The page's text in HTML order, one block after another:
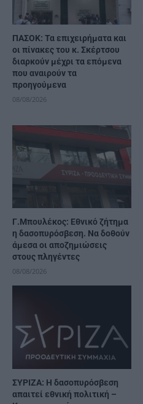
ΠΑΣΟΚ: Τα επιχειρήματα και
οι πίνακες του κ. Σκέρτσου
διαρκούν μέχρι τα επόμενα
που αναιρούν τα
προηγούμενα
08/08/2026
Γ.Μπουλέκος: Εθνικό ζήτημα
η δασοπυρόσβεση. Να δοθούν
άμεσα οι αποζημιώσεις
στους πληγέντες
08/08/2026
ΣΥΡΙΖΑ: Η δασοπυρόσβεση
απαιτεί εθνική πολιτική –